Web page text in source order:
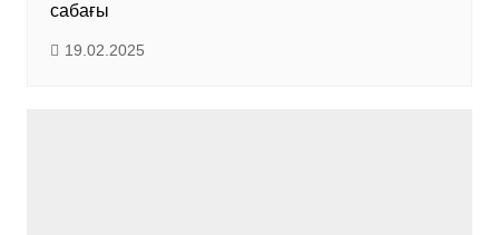
сабағы
19.02.2025